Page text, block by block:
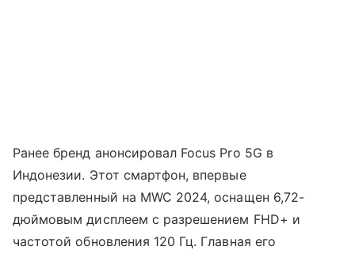
Ранее бренд анонсировал Focus Pro 5G в
Индонезии. Этот смартфон, впервые
представленный на MWC 2024, оснащен 6,72-
дюймовым дисплеем с разрешением FHD+ и
частотой обновления 120 Гц. Главная его